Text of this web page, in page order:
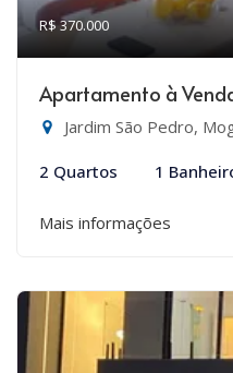
R$ 370.000
Apartamento à
Jardim São Pedro,
2 Quartos 1
Mais informações